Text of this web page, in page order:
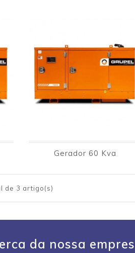
Gerador 60 Kva
de 3 artigo(s)
da nossa